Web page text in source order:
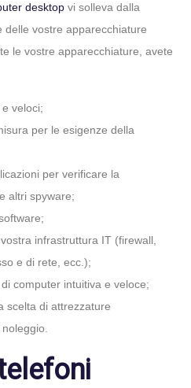
desktop vi solleva dalla
vostre apparecchiature
le vostre apparecchiature, avete
veloci;
per le esigenze della
per verificare la
altri spyware;
infrastruttura IT (firewall,
e di rete, ecc.);
computer intuitiva e veloce;
scelta di attrezzature